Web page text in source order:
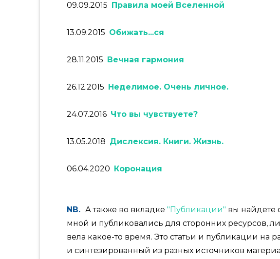
09.09.2015 Правила моей Вселенной
13.09.2015 Обижать...ся
28.11.2015 Вечная гармония
26.12.2015 Неделимое. Очень личное.
24.07.2016 Что вы чувствуете?
13.05.2018 Дислексия. Книги. Жизнь.
06.04.2020 Коронация
NB. А также во вкладке "Публикации" вы найдете
мной и публиковались для сторонних ресурсов,
вела какое-то время. Это статьи и публикации на
и синтезированный из разных источников